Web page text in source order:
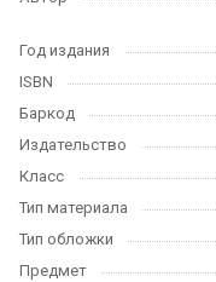
Год издания
ISBN
Баркод
Издательство
Класс
Тип материала
Тип обложки
Предмет